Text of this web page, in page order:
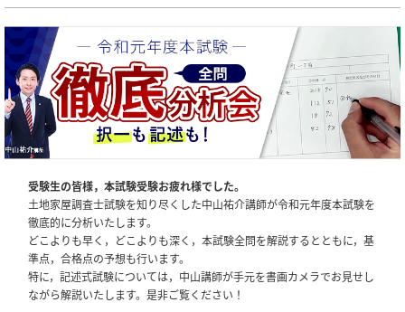
受験生の皆様，本試験受験お疲れ様でした。
土地家屋調査士試験を知り尽くした中山祐介講師が令和元年度本試験を
徹底的に分析いたします。
どこよりも早く，どこよりも深く，本試験全問を解説するとともに，基
準点，合格点の予想も行います。
特に，記述式試験については，中山講師が手元を書画カメラでお見せし
ながら解説いたします。是非ご覧ください！